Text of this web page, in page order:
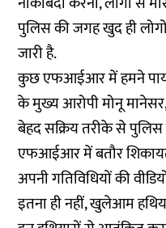
पुलिस की जगह खुद ही
जारी है.
कुछ एफआईआर में हमने
के मुख्य आरोपी मोनू
बेहद सक्रिय तरीके से
एफआईआर में बतौर
अपनी गतिविधियों की
इतना ही नहीं, खुलेआम